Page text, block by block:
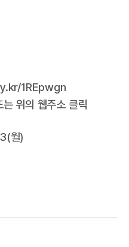
1REpwgn
위의 웹주소 클릭
월)